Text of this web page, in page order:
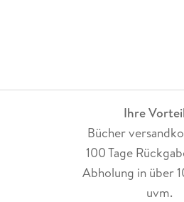
Ihre
Bücher
100 Tage
Abholung in über
uvm.